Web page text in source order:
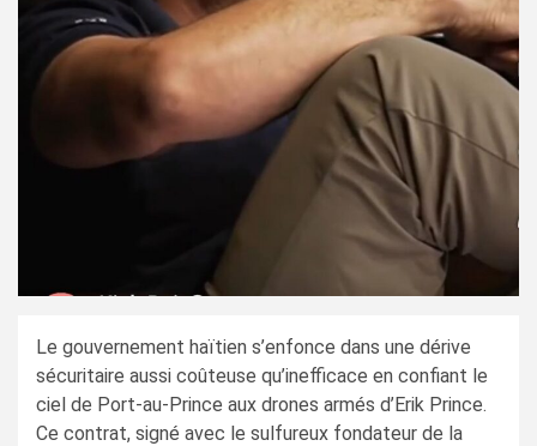
Le gouvernement haïtien s’enfonce dans une dérive
sécuritaire aussi coûteuse qu’inefficace en confiant le
ciel de Port-au-Prince aux drones armés d’Erik Prince.
Ce contrat, signé avec le sulfureux fondateur de la